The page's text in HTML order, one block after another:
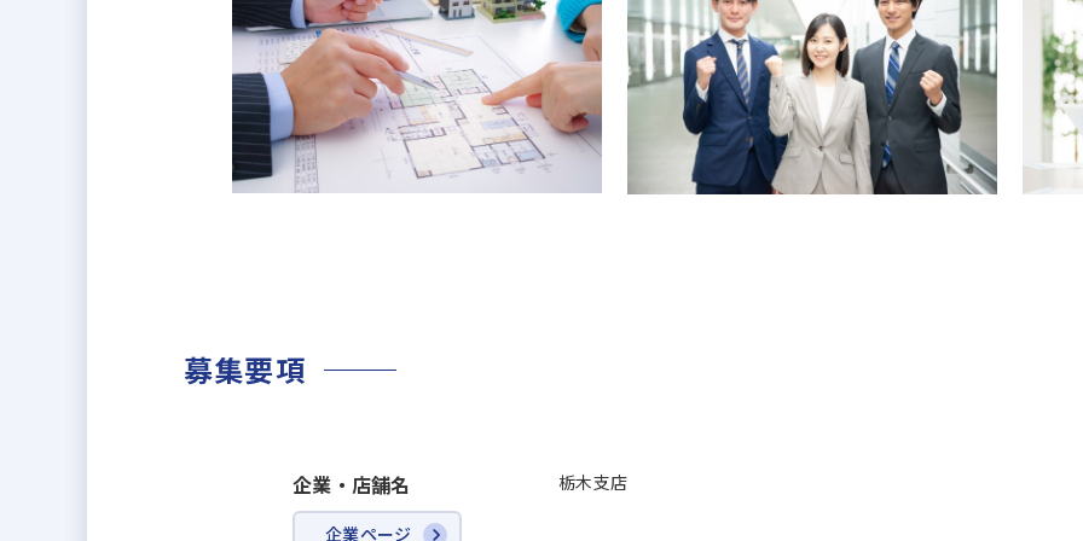
私たちの新コーポレートメッセージは「常識を破壊し、真に豊かな暮らしを創造する」。
この旗印のもと豊かな暮らし創造企業として、人々の安心・安全な社会の実現に努めていきます
募集要項
企業・店舗名
企業ページ
栃木支店